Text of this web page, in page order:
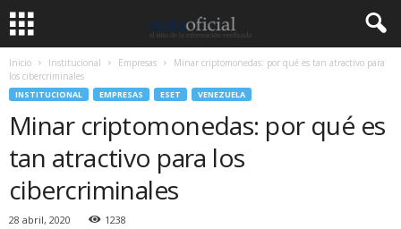
Inicio Institucional Empresas
Minar criptomonedas: por qué es tan atractivo para
los cibercriminales
INSTITUCIONAL EMPRESAS ESET VENEZUELA
Minar criptomonedas: por qué es
tan atractivo para los
cibercriminales
28 abril, 2020 1238